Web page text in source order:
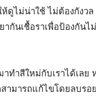
ห้ดูไม่น่าใช้ ไม่ต้องกังว
กันเชื้อราเพื่อป้องกันไ
าทำสีใหม่กับเราได้เลย
สามารถแก้ไขโดยลบร